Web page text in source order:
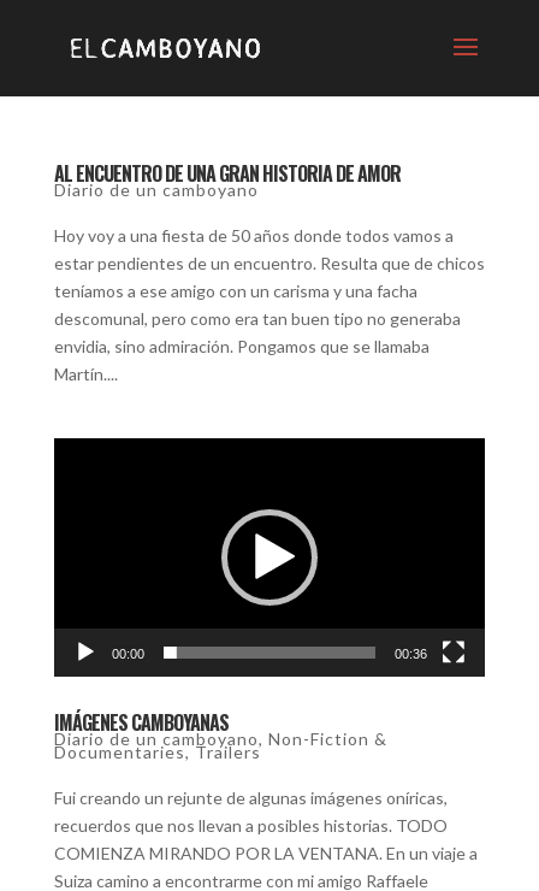
AL ENCUENTRO DE UNA GRAN HISTORIA DE AMOR
Diario de un camboyano
Hoy voy a una fiesta de 50 años donde todos vamos a
estar pendientes de un encuentro. Resulta que de chicos
teníamos a ese amigo con un carisma y una facha
descomunal, pero como era tan buen tipo no generaba
envidia, sino admiración. Pongamos que se llamaba
Martín....
00:00 00:36
IMÁGENES CAMBOYANAS
Diario de un camboyano, Non-Fiction &
Documentaries,Trailers
Fui creando un rejunte de algunas imágenes oníricas,
recuerdos que nos llevan a posibles historias. TODO
COMIENZA MIRANDO POR LA VENTANA. En un viaje a
Suiza camino a encontrarme con mi amigo Raffaele